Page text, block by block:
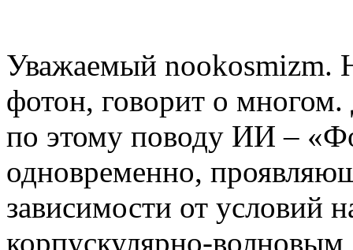
Уважаемый nookosmizm.
фотон, говорит о многом.
по этому поводу ИИ –
одновременно,
зависимости от условий
корпускулярно-